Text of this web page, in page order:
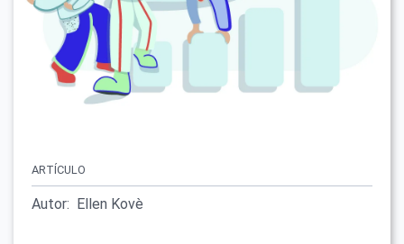
ARTÍCULO
Autor: Ellen Kovè